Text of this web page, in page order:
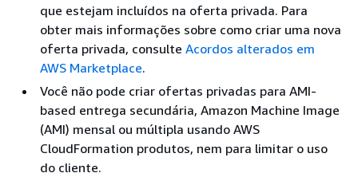
que estejam incluídos na oferta privada. Para
obter mais informações sobre como criar uma nova
oferta privada, consulte Acordos alterados em
AWS Marketplace.
Você não pode criar ofertas privadas para AMI-
based entrega secundária, Amazon Machine Image
(AMI) mensal ou múltipla usando AWS
CloudFormation produtos, nem para limitar o uso
do cliente.